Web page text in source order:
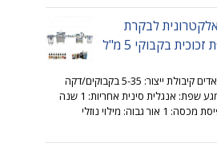
אלקטרונית לבקרת
בקרת PLC לטפטפת זכוכית בקבוקי 5 מ"ל
שם המוצר: מכונת מילוי אדים קיבולת ייצור: 5-35 בקבוקים/דקה
בקר: PLC תפעול: מסך מגע שפת: אנגלית סינית אחריות: 1 שנה
נפח מילוי: 10-60 מ"ל פיסת מכסה: 1 אור גבוה: מילוי נוזלי